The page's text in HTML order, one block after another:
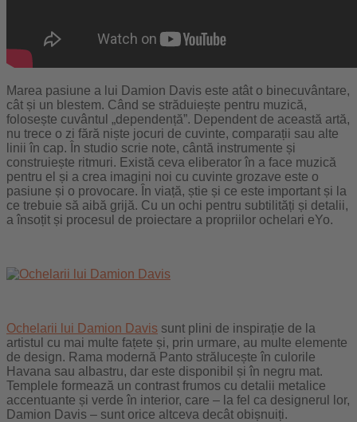
Marea pasiune a lui Damion Davis este atât o binecuvântare,
cât și un blestem. Când se străduiește pentru muzică,
folosește cuvântul „dependență”. Dependent de această artă,
nu trece o zi fără niște jocuri de cuvinte, comparații sau alte
linii în cap. În studio scrie note, cântă instrumente și
construiește ritmuri. Există ceva eliberator în a face muzică
pentru el și a crea imagini noi cu cuvinte grozave este o
pasiune și o provocare. În viață, știe și ce este important și la
ce trebuie să aibă grijă. Cu un ochi pentru subtilități și detalii,
a însoțit și procesul de proiectare a propriilor ochelari eYo.
Ochelarii lui Damion Davis sunt plini de inspirație de la
artistul cu mai multe fațete și, prin urmare, au multe elemente
de design. Rama modernă Panto strălucește în culorile
Havana sau albastru, dar este disponibil și în negru mat.
Templele formează un contrast frumos cu detalii metalice
accentuante și verde în interior, care – la fel ca designerul lor,
Damion Davis – sunt orice altceva decât obișnuiți.